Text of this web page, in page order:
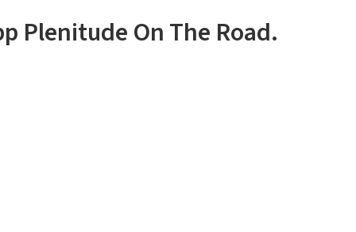
Plenitude On The Road.